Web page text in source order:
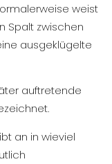
weist
Spalt zwischen
ausgeklügelte
auftretende
an in wieviel